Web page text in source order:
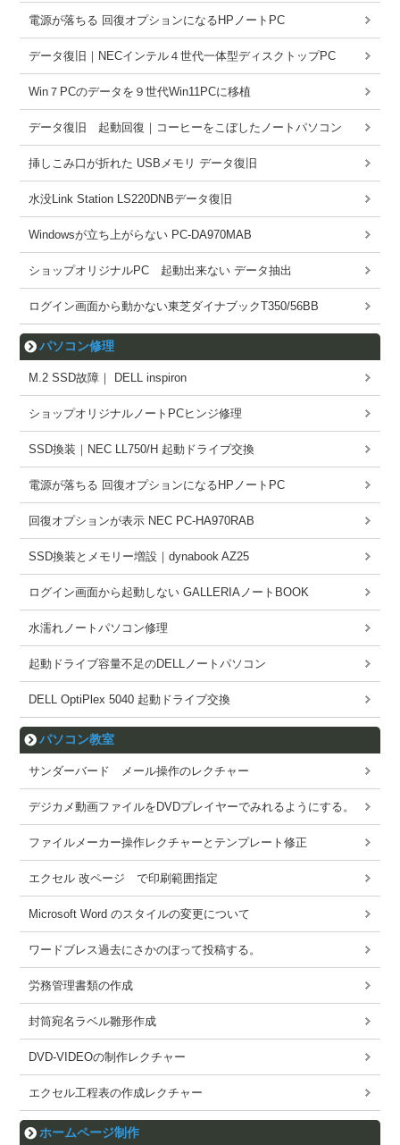
電源が落ちる 回復オプションになるHPノートPC
データ復旧｜NECインテル４世代一体型ディスクトップPC
Win７PCのデータを９世代Win11PCに移植
データ復旧 起動回復｜コーヒーをこぼしたノートパソコン
挿しこみ口が折れた USBメモリ データ復旧
水没Link Station LS220DNBデータ復旧
Windowsが立ち上がらない PC-DA970MAB
ショップオリジナルPC 起動出来ない データ抽出
ログイン画面から動かない東芝ダイナブックT350/56BB
パソコン修理
M.2 SSD故障｜ DELL inspiron
ショップオリジナルノートPCヒンジ修理
SSD換装｜NEC LL750/H 起動ドライブ交換
電源が落ちる 回復オプションになるHPノートPC
回復オプションが表示 NEC PC-HA970RAB
SSD換装とメモリー増設｜dynabook AZ25
ログイン画面から起動しない GALLERIAノートBOOK
水濡れノートパソコン修理
起動ドライブ容量不足のDELLノートパソコン
DELL OptiPlex 5040 起動ドライブ交換
パソコン教室
サンダーバード メール操作のレクチャー
デジカメ動画ファイルをDVDプレイヤーでみれるようにする。
ファイルメーカー操作レクチャーとテンプレート修正
エクセル 改ページ で印刷範囲指定
Microsoft Word のスタイルの変更について
ワードブレス過去にさかのぼって投稿する。
労務管理書類の作成
封筒宛名ラベル雛形作成
DVD-VIDEOの制作レクチャー
エクセル工程表の作成レクチャー
ホームページ制作